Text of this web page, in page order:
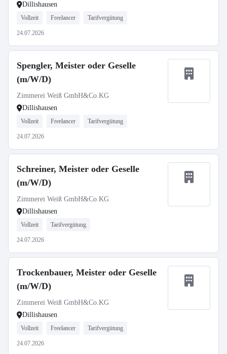
Dillishausen
Vollzeit Freelancer Tarifvergütung
24.07.2026
Spengler, Meister oder Geselle
(m/W/D)
Zimmerei Weiß GmbH&Co.KG
Dillishausen
Vollzeit Freelancer Tarifvergütung
24.07.2026
Schreiner, Meister oder Geselle
(m/W/D)
Zimmerei Weiß GmbH&Co.KG
Dillishausen
Vollzeit Tarifvergütung
24.07.2026
Trockenbauer, Meister oder Geselle
(m/W/D)
Zimmerei Weiß GmbH&Co.KG
Dillishausen
Vollzeit Freelancer Tarifvergütung
24.07.2026